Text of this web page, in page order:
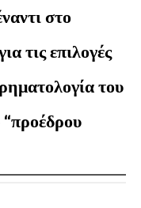
στο
τις επιλογές
του